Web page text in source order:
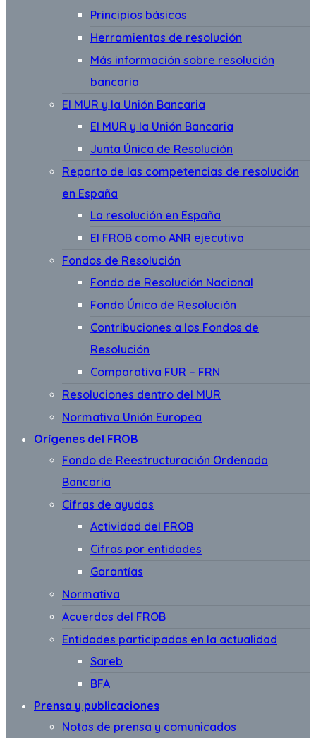
Principios básicos
Herramientas de resolución
Más información sobre resolución
bancaria
El MUR y la Unión Bancaria
El MUR y la Unión Bancaria
Junta Única de Resolución
Reparto de las competencias de resolución
en España
La resolución en España
El FROB como ANR ejecutiva
Fondos de Resolución
Fondo de Resolución Nacional
Fondo Único de Resolución
Contribuciones a los Fondos de
Resolución
Comparativa FUR – FRN
Resoluciones dentro del MUR
Normativa Unión Europea
Orígenes del FROB
Fondo de Reestructuración Ordenada
Bancaria
Cifras de ayudas
Actividad del FROB
Cifras por entidades
Garantías
Normativa
Acuerdos del FROB
Entidades participadas en la actualidad
Sareb
BFA
Prensa y publicaciones
Notas de prensa y comunicados